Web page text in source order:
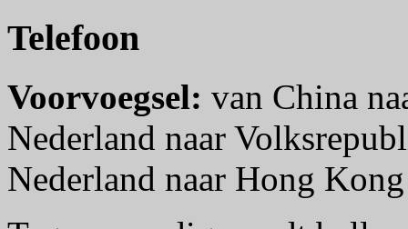
Telefoon
Voorvoegsel: van China
Nederland naar
Nederland naar Hong